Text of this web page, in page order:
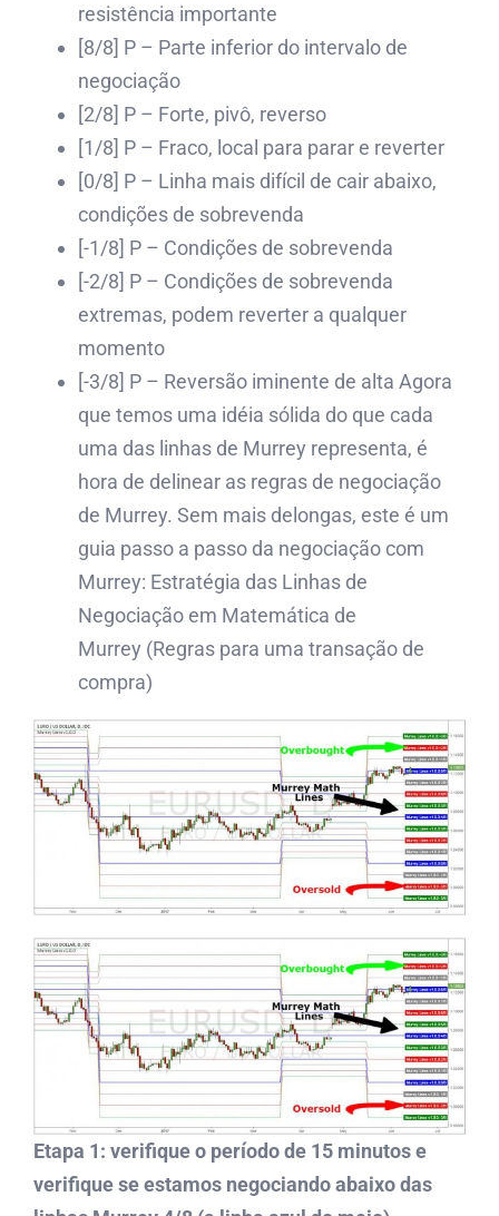
resistência importante
[8/8] P – Parte inferior do intervalo de
negociação
[2/8] P – Forte, pivô, reverso
[1/8] P – Fraco, local para parar e reverter
[0/8] P – Linha mais difícil de cair abaixo,
condições de sobrevenda
[-1/8] P – Condições de sobrevenda
[-2/8] P – Condições de sobrevenda
extremas, podem reverter a qualquer
momento
[-3/8] P – Reversão iminente de alta Agora
que temos uma idéia sólida do que cada
uma das linhas de Murrey representa, é
hora de delinear as regras de negociação
de Murrey. Sem mais delongas, este é um
guia passo a passo da negociação com
Murrey: Estratégia das Linhas de
Negociação em Matemática de
Murrey (Regras para uma transação de
compra)
Etapa 1: verifique o período de 15 minutos e
verifique se estamos negociando abaixo das